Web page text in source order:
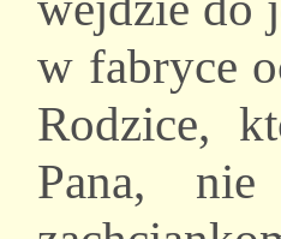
w fabryce
Rodzice,
Pana,